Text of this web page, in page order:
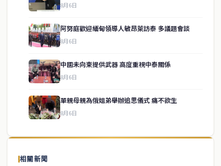
8月6日
阿努庭歡迎緬甸領導人敏昂萊訪泰 多議題會談
8月6日
中國未向柬提供武器 高度重視中泰關係
8月6日
單親母親為俄姐弟舉辦追思儀式 痛不欲生
8月6日
相關新聞
關於我們
泰國中文新聞（TCN）是一家總部設於曼谷的中文新聞媒體，致力於
供即時、客觀、多元的中文新聞內容。
service@thaichinesenews.com